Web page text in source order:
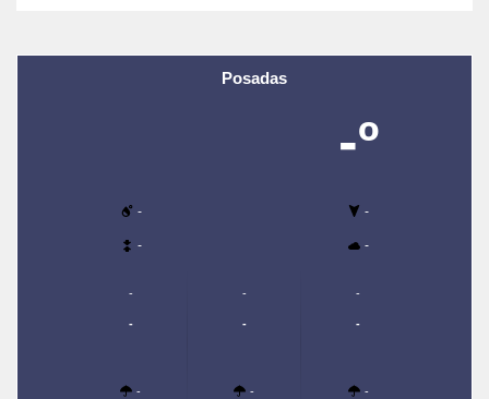
Posadas
-º
- -
- -
-
-
-
-
-
-
-
-
-